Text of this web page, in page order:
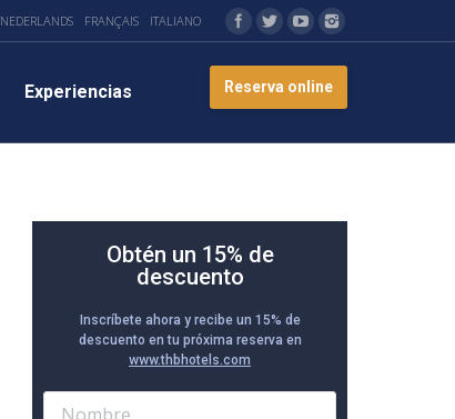
NEDERLANDS FRANÇAIS ITALIANO
Experiencias Reserva online
Obtén un 15% de
descuento
Inscríbete ahora y recibe un 15% de
descuento en tu próxima reserva en
www.thbhotels.com